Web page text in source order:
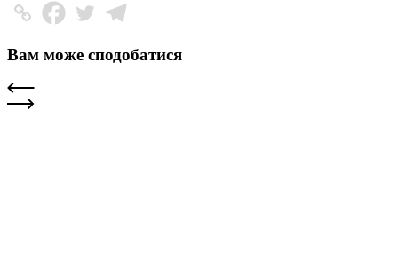
Вам може сподобатися